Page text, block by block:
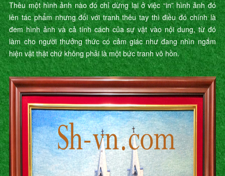
Thêu một hình ảnh nào đó chỉ dừng lại ở việc “in” hình ảnh đó
lên tác phẩm nhưng đối với tranh thêu tay thì điều đó chính là
đem hình ảnh và cả tính cách của sự vật vào nội dung, từ đó
làm cho người thưởng thức có cảm giác như đang nhìn ngắm
hiện vật thật chứ không phải là một bức tranh vô hồn.